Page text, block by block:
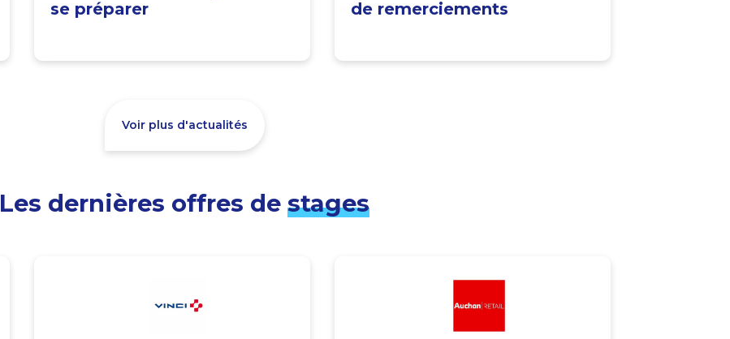
se préparer
de remerciements
Voir plus d'actualités
Les dernières offres de stages